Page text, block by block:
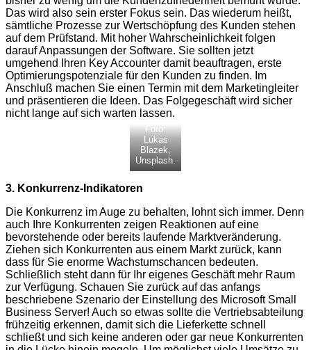
Das wird also sein erster Fokus sein. Das wiederum heißt,
sämtliche Prozesse zur Wertschöpfung des Kunden stehen
auf dem Prüfstand. Mit hoher Wahrscheinlichkeit folgen
darauf Anpassungen der Software. Sie sollten jetzt
umgehend Ihren Key Accounter damit beauftragen, erste
Optimierungspotenziale für den Kunden zu finden. Im
Anschluß machen Sie einen Termin mit dem Marketingleiter
und präsentieren die Ideen. Das Folgegeschäft wird sicher
nicht lange auf sich warten lassen.
Foto:
Lukas
Blazek,
Unsplash.
3. Konkurrenz-Indikatoren
Die Konkurrenz im Auge zu behalten, lohnt sich immer. Denn
auch Ihre Konkurrenten zeigen Reaktionen auf eine
bevorstehende oder bereits laufende Marktveränderung.
Ziehen sich Konkurrenten aus einem Markt zurück, kann
dass für Sie enorme Wachstumschancen bedeuten.
Schließlich steht dann für Ihr eigenes Geschäft mehr Raum
zur Verfügung. Schauen Sie zurück auf das anfangs
beschriebene Szenario der Einstellung des Microsoft Small
Business Server! Auch so etwas sollte die Vertriebsabteilung
frühzeitig erkennen, damit sich die Lieferkette schnell
schließt und sich keine anderen oder gar neue Konkurrenten